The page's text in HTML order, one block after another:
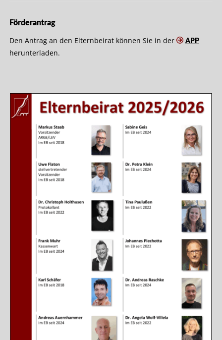
Förderantrag
Den Antrag an den Elternbeirat können Sie in der APP
herunterladen.